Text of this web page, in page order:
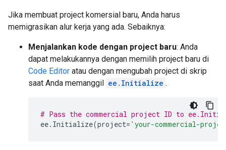
Jika membuat project komersial baru, Anda harus
memigrasikan alur kerja yang ada. Sebaiknya:
Menjalankan kode dengan project baru: Anda
dapat melakukannya dengan memilih project baru di
Code Editor atau dengan mengubah project di skrip
saat Anda memanggil ee.Initialize .
# Pass the commercial project ID to
ee. Initialize(project= 'your-commercial-